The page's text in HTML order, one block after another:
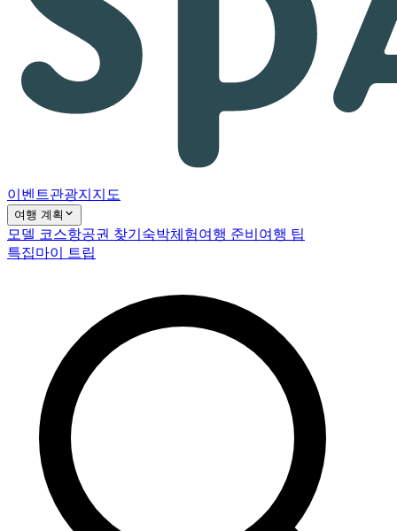
이벤트관광지 지도
여행 계획
모델 코스항공권 찾기 숙박체험여행 준비 여행 팁
특집마이 트립